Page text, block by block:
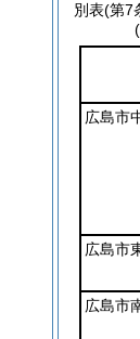
別表(第7
広島市
広島市
広島市